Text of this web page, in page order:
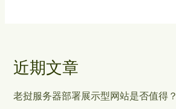
近期文章
老挝服务器部署展示型网站是否值得？